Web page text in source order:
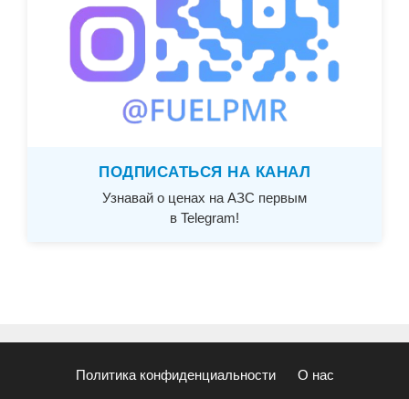
ПОДПИСАТЬСЯ НА КАНАЛ
Узнавай о ценах на АЗС первым
в Telegram!
Политика конфиденциальности О нас